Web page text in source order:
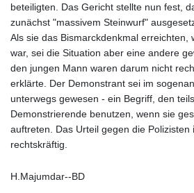
ILS
IMP
INR
IQD
IRR
ISK
JEP
JMD
beteiligten. Das Gericht stellte nun fest,
zunächst "massivem Steinwurf"
Als sie das Bismarckdenkmal erreichten,
war, sei die Situation aber eine andere
den jungen Mann waren darum nicht
erklärte. Der Demonstrant sei im
unterwegs gewesen - ein Begriff, den
Demonstrierende benutzen, wenn sie
auftreten. Das Urteil gegen die Polizisten
rechtskräftig.
H.Majumdar--BD